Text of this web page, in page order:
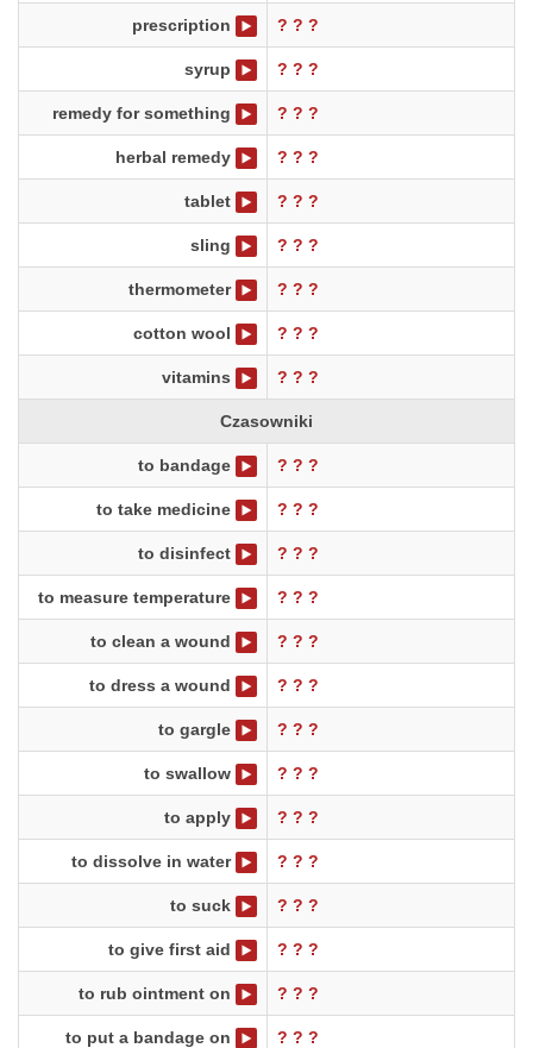
prescription ? ? ?
syrup ? ? ?
remedy for something ? ? ?
herbal remedy ? ? ?
tablet ? ? ?
sling ? ? ?
thermometer ? ? ?
cotton wool ? ? ?
vitamins ? ? ?
Czasowniki
to bandage ? ? ?
to take medicine ? ? ?
to disinfect ? ? ?
to measure temperature ? ? ?
to clean a wound ? ? ?
to dress a wound ? ? ?
to gargle ? ? ?
to swallow ? ? ?
to apply ? ? ?
to dissolve in water ? ? ?
to suck ? ? ?
to give first aid ? ? ?
to rub ointment on ? ? ?
to put a bandage on ? ? ?